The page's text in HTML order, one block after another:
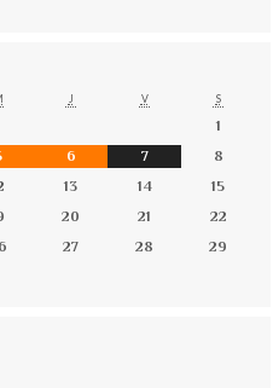
J V S
1
6 7
8
13 14
15
20 21
22
27 28
29